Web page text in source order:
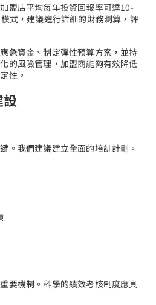
盟店平均每年投資回報率可達10-
式，建議進行詳細的財務測算，評
急資金、制定彈性預算方案，並持
的風險管理，加盟商能夠有效降低
性。
。我們建議建立全面的培訓計劃。
要機制。科學的績效考核制度應具